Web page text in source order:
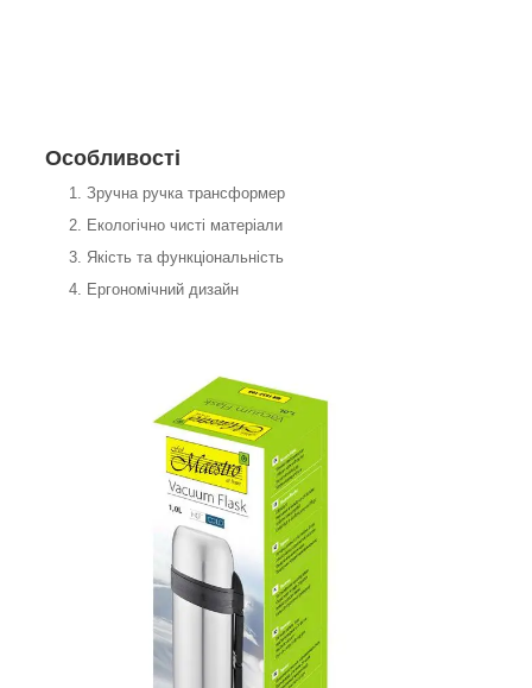
Особливості
Зручна ручка трансформер
Екологічно чисті матеріали
Якість та функціональність
Ергономічний дизайн